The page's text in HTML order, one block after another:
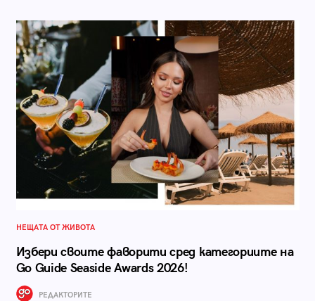
НЕЩАТА ОТ ЖИВОТА
Избери своите фаворити сред категориите на
Go Guide Seaside Awards 2026!
РЕДАКТОРИТЕ